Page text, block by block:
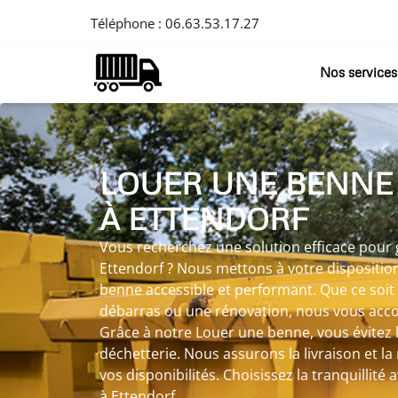
Téléphone : 06.63.53.17.27
Nos services
LOUER UNE BENNE
À ETTENDORF
Vous recherchez une solution efficace pour
Ettendorf ? Nous mettons à votre
benne accessible et performant. Que ce
débarras ou une rénovation, nous vous
Grâce à notre Louer une benne, vous
déchetterie. Nous assurons la livraison et
vos disponibilités. Choisissez la tranquillité